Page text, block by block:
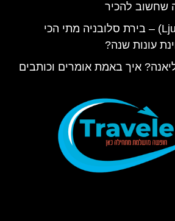
שחשוב להכיר
לובליאנה (Ljubljana) – בירת סלובניה מתי הכי
עונות שנה?
איך באמת אומרים וכותבים